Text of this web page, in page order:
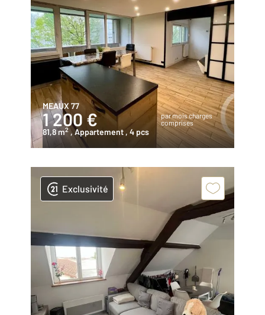
MEAUX 77
1 200 €
par mois charges
comprises
81,8 m2 , Appartement , 4 pcs
Exclusivité